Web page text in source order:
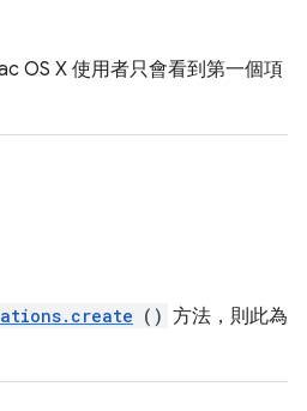
OS X 使用者只會看到第一個項
() 方法，則此為